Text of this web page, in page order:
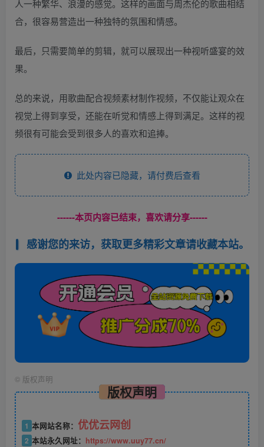
人一种繁华、浪漫的感觉。这样的画面与周杰伦的歌曲相结
合，很容易营造出一种独特的氛围和情感。
最后，只需要简单的剪辑，就可以展现出一种视听盛宴的效
果。
总的来说，用歌曲配合视频素材制作视频，不仅能让观众在
视觉上得到享受，还能在听觉和情感上得到满足。这样的视
频很有可能会受到很多人的喜欢和追捧。
此处内容已隐藏，请付费后查看
------本页内容已结束，喜欢请分享------
感谢您的来访，获取更多精彩文章请收藏本站。
© 版权声明
版权声明
1 本网站名称： 优优云网创
2 本站永久网址： https://www.uuy77.cn/